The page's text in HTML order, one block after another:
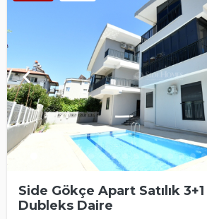
keyboard_arrow_left
Side Gökçe Apart Satılık
Dubleks Daire